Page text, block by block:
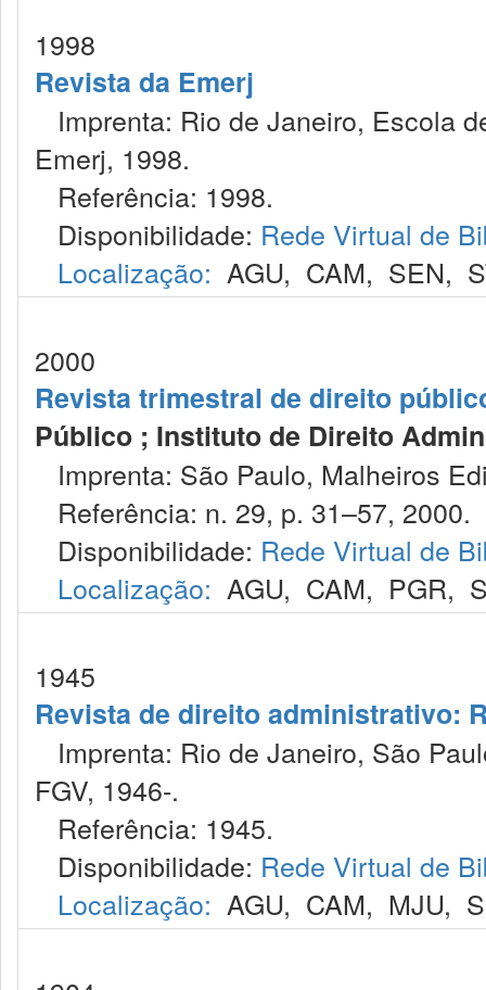
1998
Revista da Emerj
Imprenta: Rio de Janeiro, Escola
Emerj, 1998.
Referência: 1998.
Disponibilidade: Rede Virtual de
Localização: AGU, CAM, SEN,
2000
Revista trimestral de direito
Público ; Instituto de Direito
Imprenta: São Paulo, Malheiros
Referência: n. 29, p. 31–57, 2000.
Disponibilidade: Rede Virtual de
Localização: AGU, CAM, PGR,
1945
Revista de direito administrativo:
Imprenta: Rio de Janeiro, São
FGV, 1946-.
Referência: 1945.
Disponibilidade: Rede Virtual de
Localização: AGU, CAM, MJU,